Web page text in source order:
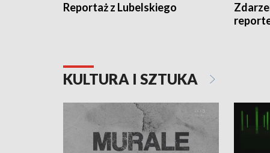
Reportaż z Lubelskiego
KULTURA I SZTUKA